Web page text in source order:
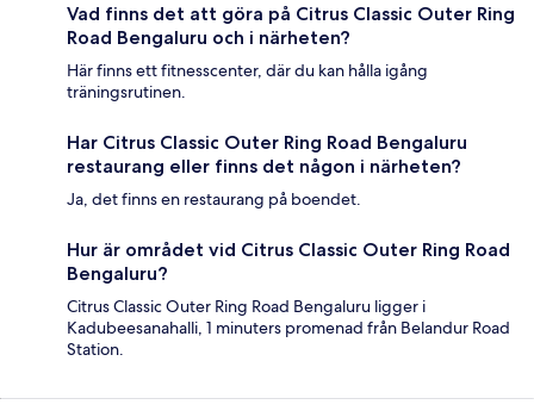
Vad finns det att göra på Citrus Classic Outer Ring
Road Bengaluru och i närheten?
Här finns ett fitnesscenter, där du kan hålla igång
träningsrutinen.
Har Citrus Classic Outer Ring Road Bengaluru
restaurang eller finns det någon i närheten?
Ja, det finns en restaurang på boendet.
Hur är området vid Citrus Classic Outer Ring Road
Bengaluru?
Citrus Classic Outer Ring Road Bengaluru ligger i
Kadubeesanahalli, 1 minuters promenad från Belandur Road
Station.